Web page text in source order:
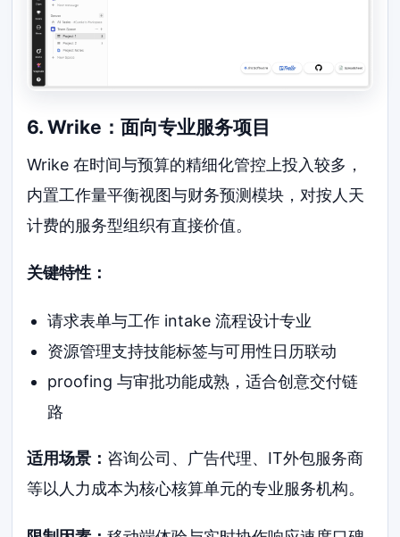
6. Wrike：面向专业服务项目
Wrike 在时间与预算的精细化管控上投入较多，
内置工作量平衡视图与财务预测模块，对按人天
计费的服务型组织有直接价值。
关键特性：
请求表单与工作 intake 流程设计专业
资源管理支持技能标签与可用性日历联动
proofing 与审批功能成熟，适合创意交付链
路
适用场景： 咨询公司、广告代理、IT外包服务商
等以人力成本为核心核算单元的专业服务机构。